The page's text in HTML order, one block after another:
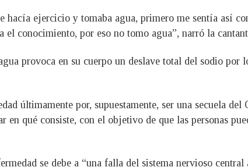
ejercicio y tomaba agua, primero me sentía así
conocimiento, por eso no tomo agua”, narró la
provoca en su cuerpo un deslave total del sodio
últimamente por, supuestamente, ser una secuela
qué consiste, con el objetivo de que las personas
se debe a “una falla del sistema nervioso